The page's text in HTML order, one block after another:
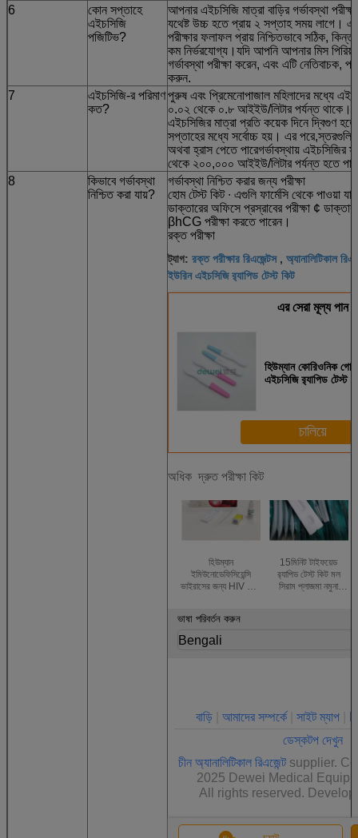
6
কোন সপ্তাহে
এইচসিজি
পজিটিভ?
আপনার এইচসিজি মাত্রা বাড়ির গর্ভাবস্থা
যথেষ্ট উচ্চ হতে প্রায় ২ সপ্তাহ সময় লাগে।
পরীক্ষার ফলাফল প্রায় নিশ্চিতভাবে সঠিক,
কম নির্ভরযোগ্য।যদি আপনি আপনার মিস
গর্ভাবস্থা পরীক্ষা করেন, এবং এটি নেতিবাচক,
করুন.
7
এইচসিজি-র পরিমাণ
কত?
পুরুষ এবং প্রিমেনোপাজাল মহিলাদের মধ্যে
০.০২ থেকে ০.৮ আইইউ/লিটার পর্যন্ত থাকে।
এইচসিজির মাত্রা প্রতি কয়েক দিনে দ্বিগুণ
সপ্তাহের মধ্যে সর্বোচ্চ হয়। এর পরে,স্তরগুলি
অথবা হ্রাস পেতে পারেগর্ভাবস্থায় এইচসিজির
থেকে ২০০,০০০ আইইউ/লিটার পর্যন্ত হতে
8
কিভাবে গর্ভাবস্থা
নিশ্চিত করা যায়?
গর্ভাবস্থা নিশ্চিত করার জন্য পরীক্ষা
হোম টেস্ট কিট ∙ এগুলি ফার্মেসি থেকে পাওয়া
ডাক্তারের অফিসে প্রস্রাবের পরীক্ষা ¢
βhCG পরীক্ষা করতে পারেন।
রক্ত পরীক্ষা
ট্যাগ: রক্ত পরীক্ষার রিএজেন্টস, অ্যানালিটিকাল
ইউরিন এইচসিজি র‍্যাপিড টেস্ট কিট
এর সেরা মূল্য পান
হিউম্যান কোরিওনিক
এইচসিজি র‌্যাপিড টেস্ট
চালিয়ে
অধিকদ্রুত পরীক্ষা কিট
হিউম্যান
ইমিউনোডেফিসিয়েন্সি
ভাইরাসের জন্য HIV 1/2
প্যাকেজ
15মিনিট টাইফয়েড
র‍্যাপিড টেস্ট কিট মল
সিরাম প্লাজমা নমুনা
ভাষা পরিবর্তন করুন
Bengali
বাড়ি| আমাদের সম্পর্কে| সাইট ম্যাপ|
ডেস্কটপ দেখুন
চীন অ্যানালিটিকাল রিএজেন্টsupplier.
2025 Dewei Medical
All rights reserved.